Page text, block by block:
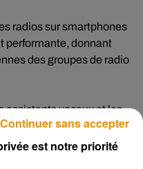
radios sur smartphones
performante, donnant
des groupes de radio
assistants vocaux et les
éventuellement
est notre priorité
Continuer sans accepter